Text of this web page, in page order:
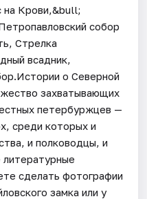
на Крови,&bull;
собор
Стрелка
всадник,
о Северной
захватывающих
петербуржцев —
среди которых и
и полководцы, и
сделать фотографии
замка или у